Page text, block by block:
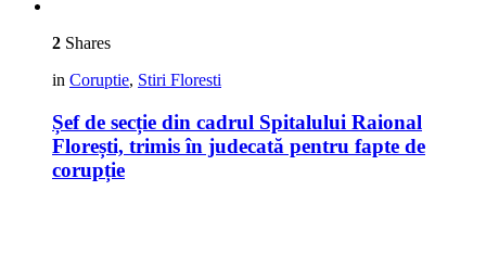
2 Shares
in Coruptie, Stiri Floresti
Șef de secție din cadrul Spitalului Raional
Florești, trimis în judecată pentru fapte de
corupție